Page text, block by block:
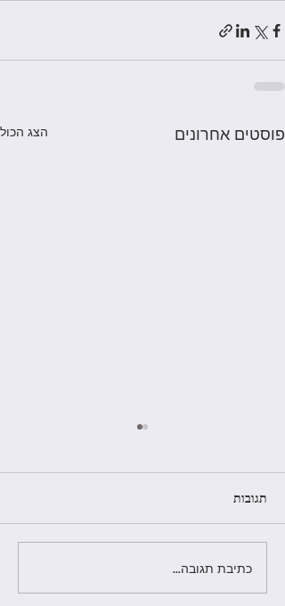
פוסטים אחרונים הצג הכול
חדש! קורס סטוריטלינג מקיף
בסבסוד מעוף - בהנחיית
תגובות
כתיבת תגובה...